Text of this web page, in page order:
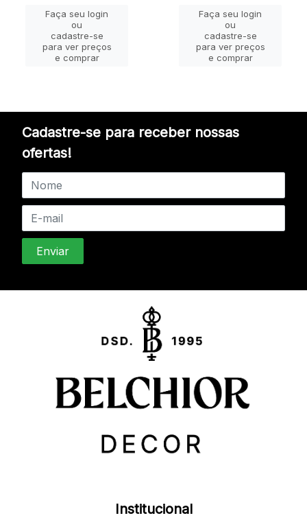
Faça seu login
ou
cadastre-se
para ver preços
e comprar
Faça seu login
ou
cadastre-se
para ver preços
e comprar
Cadastre-se para receber nossas
ofertas!
Institucional